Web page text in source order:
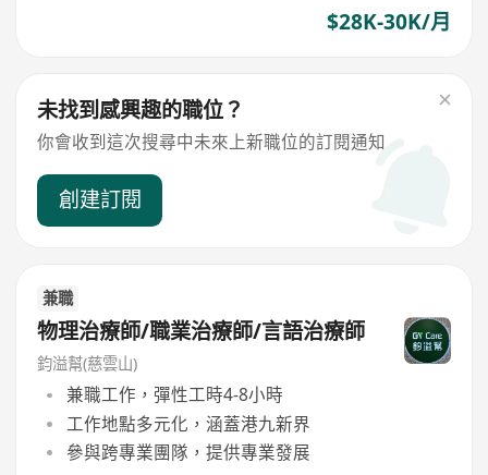
$28K-30K/月
未找到感興趣的職位？
你會收到這次搜尋中未來上新職位的訂閱通知
創建訂閱
兼職
物理治療師/職業治療師/言語治療師
鈞溢幫(慈雲山)
兼職工作，彈性工時4-8小時
工作地點多元化，涵蓋港九新界
參與跨專業團隊，提供專業發展